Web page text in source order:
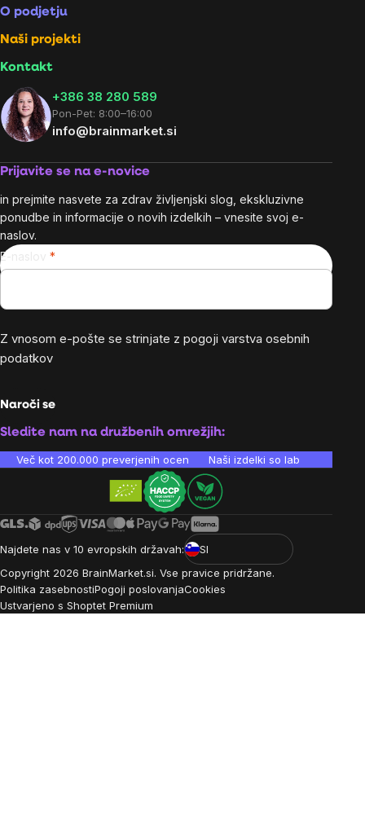
O podjetju
Naši projekti
Kontakt
+386 38 280 589
Pon-Pet: 8:00–16:00
info@brainmarket.si
Prijavite se na e-novice
in prejmite nasvete za zdrav življenjski slog, ekskluzivne
ponudbe in informacije o novih izdelkih – vnesite svoj e-
naslov.
E-naslov
Z vnosom e-pošte se strinjate z pogoji varstva osebnih
podatkov
Naroči se
Sledite nam na družbenih omrežjih:
Več kot 200.000 preverjenih ocen Naši izdelki so laboratorijsko
Najdete nas v 10 evropskih državah:
SI
Copyright 2026 BrainMarket.si. Vse pravice pridržane.
Politika zasebnostiPogoji poslovanjaCookies
Ustvarjeno s Shoptet Premium